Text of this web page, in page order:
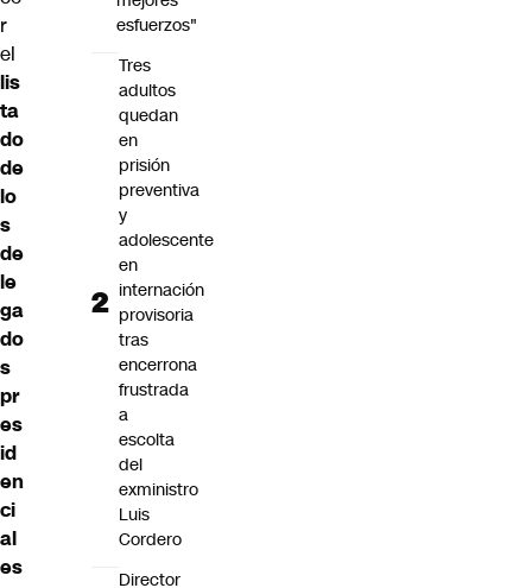
r
el
lis
ta
do
de
lo
s
de
le
ga
do
s
pr
es
id
en
ci
al
es
esfuerzos"
Tres
adultos
quedan
en
prisión
preventiva
y
adolescente
en
internación
provisoria
tras
encerrona
frustrada
a
escolta
del
exministro
Luis
Cordero
Director